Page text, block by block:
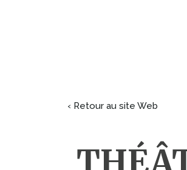
‹ Retour au site Web